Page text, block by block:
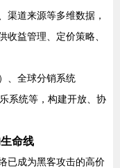
渠道来源等多维数据，
收益管理、定价策略、
、全球分销系统
系统等，构建开放、协
命线
已成为黑客攻击的高价